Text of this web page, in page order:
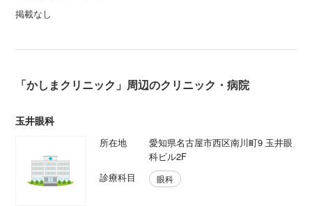
掲載なし
「かしまクリニック」周辺のクリニック・病院
玉井眼科
所在地
愛知県名古屋市西区南川町9 玉井眼
科ビル2F
診療科目
眼科